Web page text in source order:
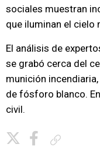
sociales muestran
que iluminan el cielo
El análisis de
se grabó cerca del
munición
de fósforo blanco.
civil.